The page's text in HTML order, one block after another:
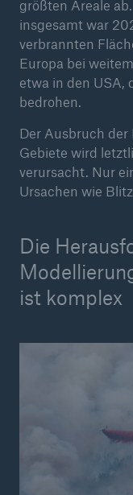
größten Areale
insgesamt war
verbrannten
Europa bei
etwa in den USA,
bedrohen.
Der Ausbruch der
Gebiete wird
verursacht. Nur
Ursachen wie
Die
ist komplex
Lösungen
Cyber-
Navigation
nehmen